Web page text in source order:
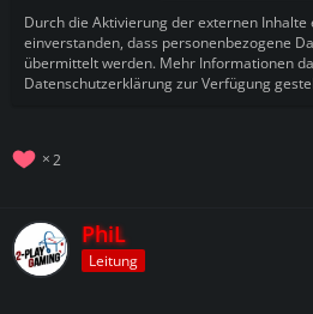
Durch die Aktivierung der externen
einverstanden, dass personenbezogene
übermittelt werden. Mehr Informationen
Datenschutzerklärung zur Verfügung
2
PhiL
Leitung